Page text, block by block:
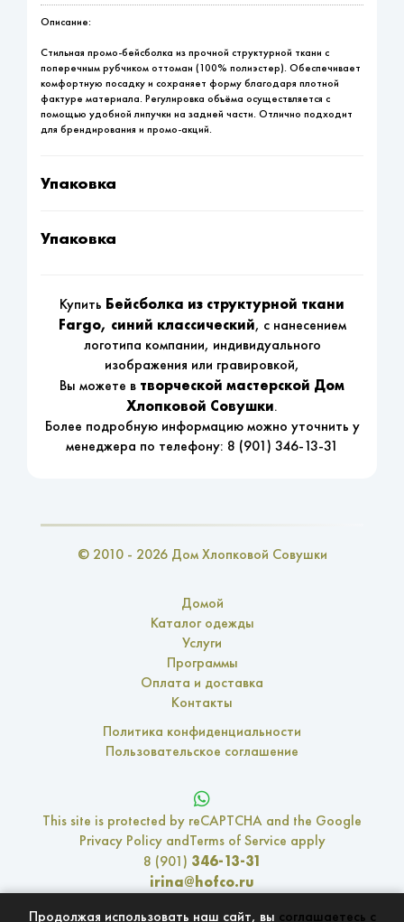
Описание:
Стильная промо-бейсболка из прочной структурной ткани с
поперечным рубчиком оттоман (100% полиэстер). Обеспечивает
комфортную посадку и сохраняет форму благодаря плотной
фактуре материала. Регулировка объёма осуществляется с
помощью удобной липучки на задней части. Отлично подходит
для брендирования и промо-акций.
Упаковка
Упаковка
Купить Бейсболка из структурной ткани
Fargo, синий классический, с нанесением
логотипа компании, индивидуального
изображения или гравировкой,
Вы можете в творческой мастерской Дом
Хлопковой Совушки.
Более подробную информацию можно уточнить у
менеджера по телефону: 8 (901) 346-13-31
© 2010 - 2026 Дом Хлопковой Совушки
Домой
Каталог одежды
Услуги
Программы
Оплата и доставка
Контакты
Политика конфиденциальности
Пользовательское соглашение
This site is protected by reCAPTCHA and the Google
Privacy PolicyandTerms of Service apply
8 (901) 346-13-31
irina@hofco.ru
Продолжая использовать наш сайт, вы соглашаетесь с